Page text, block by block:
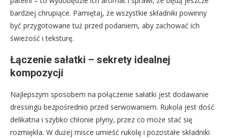
bardziej chrupiące. Pamiętaj, że wszystkie składniki powinny
być przygotowane tuż przed podaniem, aby zachować ich
świeżość i teksturę.
Łączenie sałatki – sekrety idealnej
kompozycji
Najlepszym sposobem na połączenie sałatki jest dodawanie
dressingu bezpośrednio przed serwowaniem. Rukola jest dość
delikatna i szybko chłonie płyny, przez co może stać się
rozmiękła. W dużej misce umieść rukolę i pozostałe składniki